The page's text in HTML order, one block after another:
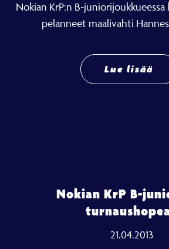
Nokian KrP:n B-juniorijoukkueessa
pelanneet maalivahti
Lue lisää
Nokian KrP B-
21.04.2013